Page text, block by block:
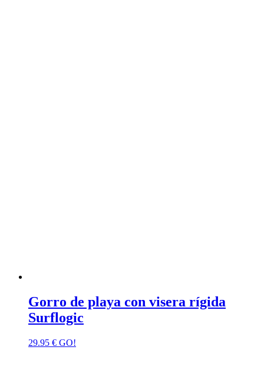
Gorro de playa con visera rígida
Surflogic
29.95 € GO!